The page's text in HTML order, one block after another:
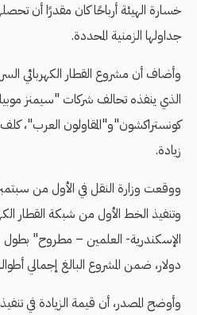
خسارة الهيئة أرباحًا كان مقدرًا أن
جداولها الزمنية المحددة.
وأضاف أن مشروع القطار الكهربائي
الذي ينفذه تحالف شركات "سيمنز
زيادة.
وتنفيذ الخط الأول من شبكة القطار
دولار، ضمن المشروع البالغ إجمالي أطواله 1800
وأوضح المصدر، أن قيمة الزيادة في